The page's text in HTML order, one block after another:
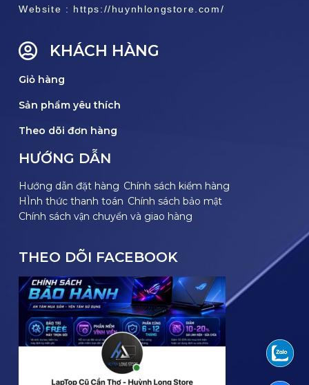
Website : https://huynhlongstore.com/
KHÁCH HÀNG
Giỏ hàng
Sản phẩm yêu thích
Theo dõi đơn hàng
HƯỚNG DẪN
Hướng dẫn đặt hàng Chính sách kiểm hàng
HÌnh thức thanh toán Chính sách bảo mật
Chính sách vận chuyển và giao hàng
THEO DÕI FACEBOOK